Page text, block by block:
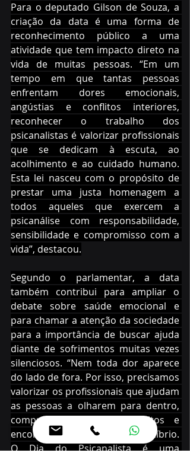
Para o deputado Gilson de Souza, a
criação da data é uma forma de
reconhecimento público a uma
atividade que tem impacto direto na
vida de muitas pessoas. “Em um
tempo em que tantas pessoas
enfrentam dores emocionais,
angústias e conflitos interiores,
reconhecer o trabalho dos
psicanalistas é valorizar profissionais
que se dedicam à escuta, ao
acolhimento e ao cuidado humano.
Esta lei nasceu com o propósito de
prestar uma justa homenagem a
todos aqueles que exercem a
psicanálise com responsabilidade,
sensibilidade e compromisso com a
vida”, destacou.
Segundo o parlamentar, a data
também contribui para ampliar o
debate sobre saúde emocional e
para chamar a atenção da sociedade
para a importância de buscar ajuda
diante de sofrimentos muitas vezes
silenciosos. “Nem toda dor aparece
do lado de fora. Por isso, precisamos
valorizar os profissionais que ajudam
as pessoas a olharem para dentro,
compreenderem seus conflitos e
encontrarem caminhos de equilíbrio.
O Dia do Psicanalista é uma